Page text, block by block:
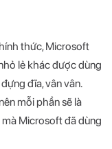
thức, Microsoft
lẻ khác được dùng
đĩa, vân vân.
mỗi phần sẽ là
Microsoft đã dùng